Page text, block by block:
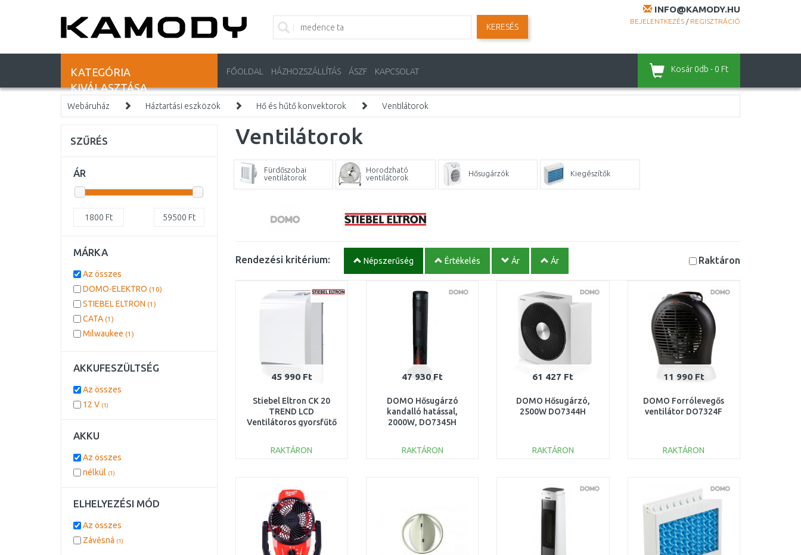
INFO@KAMODY.HU
BEJELENTKEZÉS / REGISZTRÁCIÓ
KERESÉS
KATEGÓRIA
KIVÁLASZTÁSA
FŐOLDAL HÁZHOZSZÁLLÍTÁS ÁSZF KAPCSOLAT Kosár 0db - 0 Ft
Webáruház Háztartási eszközök Hő és hűtő konvektorok Ventilátorok
Ventilátorok
Fürdőszobai
ventilátorok
Horodzható
ventilátorok
Hősugárzók Kiegészítők
Rendezési kritérium: Népszerűség Értékelés Ár Ár Raktáron
45 990 Ft
Stiebel Eltron CK 20
TREND LCD
Ventilátoros gyorsfűtő
RAKTÁRON
47 930 Ft
DOMO Hősugárzó
kandalló hatással,
2000W, DO7345H
RAKTÁRON
61 427 Ft
DOMO Hősugárzó,
2500W DO7344H
RAKTÁRON
Összehasonlítás
11 990 Ft
DOMO Forrólevegős
ventilátor DO7324F
RAKTÁRON
Összehasonlítás
SZŰRÉS
ÁR
1800 Ft 59500 Ft
MÁRKA
Az összes
DOMO-ELEKTRO (10)
STIEBEL ELTRON (1)
CATA (1)
Milwaukee (1)
AKKUFESZÜLTSÉG
Az összes
12 V (1)
AKKU
Az összes
nélkül (1)
ELHELYEZÉSI MÓD
Az összes
Závěsná (1)